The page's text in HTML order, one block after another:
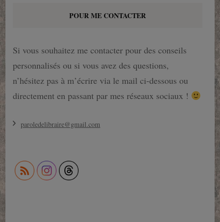
POUR ME CONTACTER
Si vous souhaitez me contacter pour des conseils
personnalisés ou si vous avez des questions,
n’hésitez pas à m’écrire via le mail ci-dessous ou
directement en passant par mes réseaux sociaux !
paroledelibraire@gmail.com